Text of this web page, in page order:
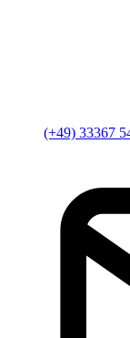
(+49) 33367